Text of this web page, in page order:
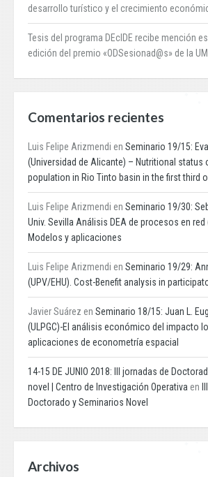
desarrollo turístico y el crecimiento
Tesis del programa DEcIDE recibe mención
edición del premio «ODSesionad@s» de la
Comentarios recientes
Luis Felipe Arizmendi en Seminario 19/15:
(Universidad de Alicante) – Nutritional status
population in Rio Tinto basin in the first third
Luis Felipe Arizmendi en Seminario 19/30:
Univ. Sevilla Análisis DEA de procesos en red
Modelos y aplicaciones
Luis Felipe Arizmendi en Seminario 19/29:
(UPV/EHU). Cost-Benefit analysis in
Javier Suárez en Seminario 18/15: Juan L.
(ULPGC)-El análisis económico del impacto
aplicaciones de econometría espacial
14-15 DE JUNIO 2018: III jornadas de
novel | Centro de Investigación Operativa en
Doctorado y Seminarios Novel
Archivos